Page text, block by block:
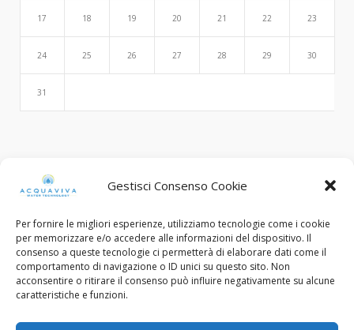
Gestisci Consenso Cookie
Per fornire le migliori esperienze, utilizziamo tecnologie come i cookie
per memorizzare e/o accedere alle informazioni del dispositivo. Il
consenso a queste tecnologie ci permetterà di elaborare dati come il
comportamento di navigazione o ID unici su questo sito. Non
acconsentire o ritirare il consenso può influire negativamente su alcune
caratteristiche e funzioni.
17 18 19 20 21 22 23
24 25 26 27 28 29 30
31